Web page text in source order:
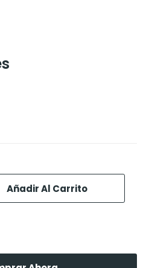
Añadir Al Carrito